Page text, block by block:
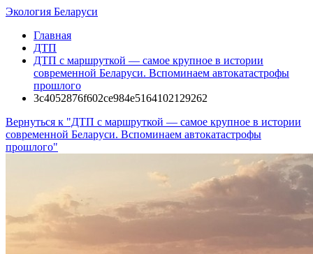
Экология Беларуси
Главная
ДТП
ДТП с маршруткой — самое крупное в истории
современной Беларуси. Вспоминаем автокатастрофы
прошлого
3c4052876f602ce984e5164102129262
Вернуться к "ДТП с маршруткой — самое крупное в истории
современной Беларуси. Вспоминаем автокатастрофы
прошлого"